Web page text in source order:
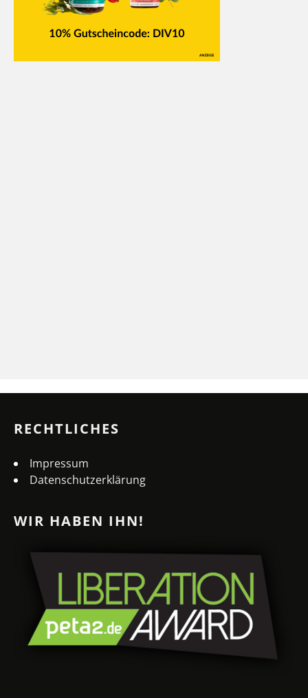
RECHTLICHES
Impressum
Datenschutzerklärung
WIR HABEN IHN!